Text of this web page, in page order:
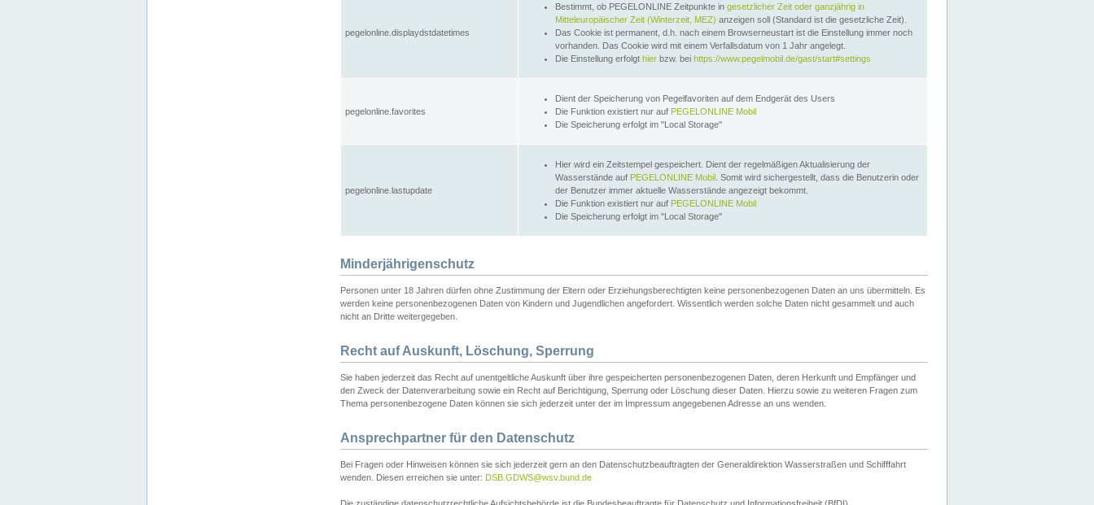
pegelonline.displaydstdatetimes
Bestimmt, ob PEGELONLINE Zeitpunkte in gesetzlicher Zeit oder ganzjährig in
Mitteleuropäischer Zeit (Winterzeit, MEZ) anzeigen soll (Standard ist die gesetzliche Zeit).
Das Cookie ist permanent, d.h. nach einem Browserneustart ist die Einstellung immer noch
vorhanden. Das Cookie wird mit einem Verfallsdatum von 1 Jahr angelegt.
Die Einstellung erfolgt hier bzw. bei https://www.pegelmobil.de/gast/start#settings
pegelonline.favorites
Dient der Speicherung von Pegelfavoriten auf dem Endgerät des Users
Die Funktion existiert nur auf PEGELONLINE Mobil
Die Speicherung erfolgt im "Local Storage"
pegelonline.lastupdate
Hier wird ein Zeitstempel gespeichert. Dient der regelmäßigen Aktualisierung der
Wasserstände auf PEGELONLINE Mobil . Somit wird sichergestellt, dass die Benutzerin oder
der Benutzer immer aktuelle Wasserstände angezeigt bekommt.
Die Funktion existiert nur auf PEGELONLINE Mobil
Die Speicherung erfolgt im "Local Storage"
Minderjährigenschutz
Personen unter 18 Jahren dürfen ohne Zustimmung der Eltern oder Erziehungsberechtigten keine personenbezogenen Daten an uns übermitteln. Es
werden keine personenbezogenen Daten von Kindern und Jugendlichen angefordert. Wissentlich werden solche Daten nicht gesammelt und auch
nicht an Dritte weitergegeben.
Recht auf Auskunft, Löschung, Sperrung
Sie haben jederzeit das Recht auf unentgeltliche Auskunft über ihre gespeicherten personenbezogenen Daten, deren Herkunft und Empfänger und
den Zweck der Datenverarbeitung sowie ein Recht auf Berichtigung, Sperrung oder Löschung dieser Daten. Hierzu sowie zu weiteren Fragen zum
Thema personenbezogene Daten können sie sich jederzeit unter der im Impressum angegebenen Adresse an uns wenden.
Ansprechpartner für den Datenschutz
Bei Fragen oder Hinweisen können sie sich jederzeit gern an den Datenschutzbeauftragten der Generaldirektion Wasserstraßen und Schifffahrt
wenden. Diesen erreichen sie unter: DSB.GDWS@wsv.bund.de